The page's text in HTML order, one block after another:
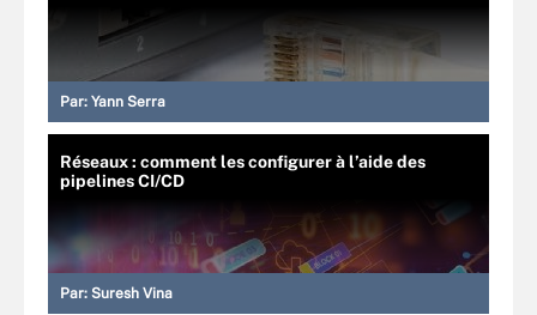
Par: Yann Serra
Réseaux : comment les configurer à l’aide des
pipelines CI/CD
Par: Suresh Vina